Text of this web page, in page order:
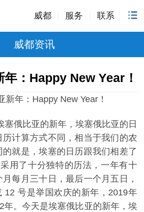
威都 服务 联系
威都资讯
年：Happy New Year！
新年：Happy New Year！
俄比亚的新年，埃塞俄比亚的日
历计算方式不同，相当于我们的农
的就是，埃塞的日历跟我们相差了
用了十分独特的历法，一年有十
每月三十日，最后一个月五日，
12 号是举国欢庆的新年，2019年
年。今天是埃塞俄比亚的新年，埃